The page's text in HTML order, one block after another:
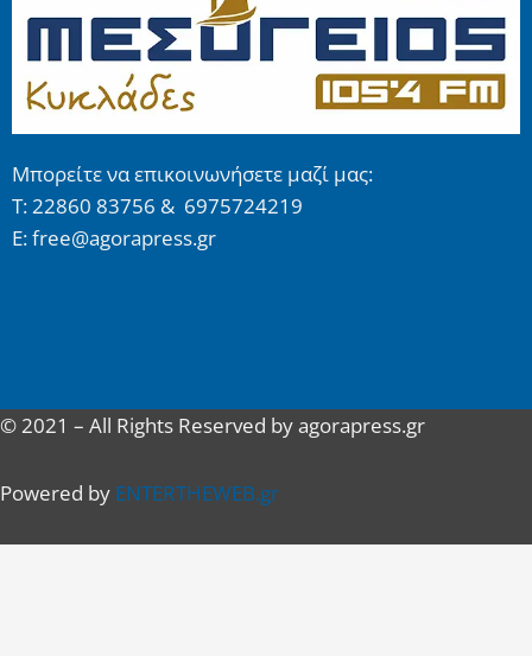
Μπορείτε να επικοινωνήσετε μαζί μας:
Τ: 22860 83756 & 6975724219
E: free@agorapress.gr
© 2021 – All Rights Reserved by agorapress.gr
Powered by ENTERTHEWEB.gr